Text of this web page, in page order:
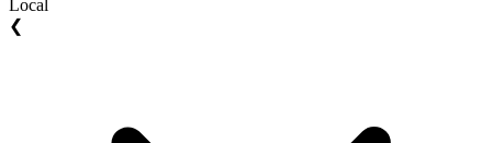
Local
❮